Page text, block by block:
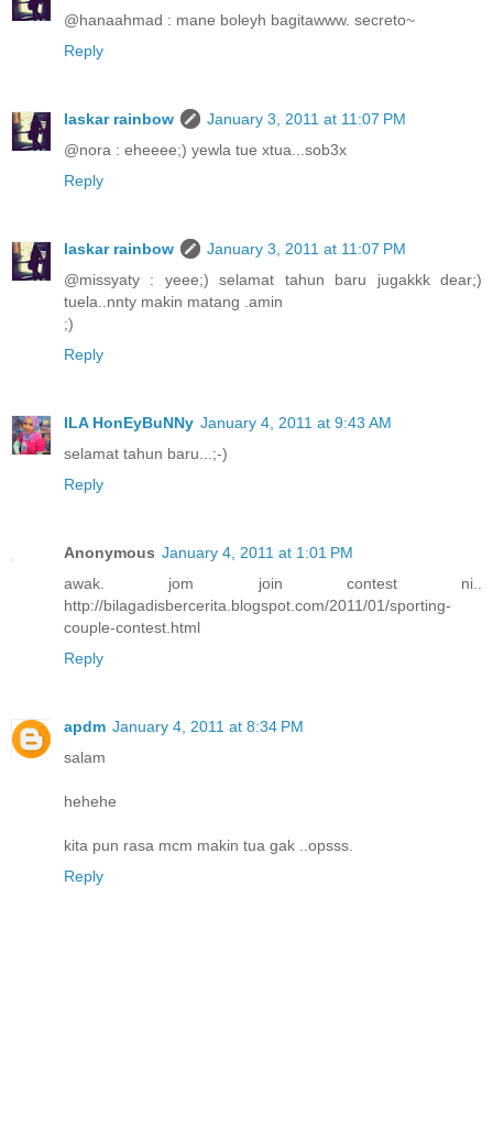
@hanaahmad : mane boleyh bagitawww. secreto~
Reply
laskar rainbow
January 3, 2011 at 11:07 PM
@nora : eheeee;) yewla tue xtua...sob3x
Reply
laskar rainbow
January 3, 2011 at 11:07 PM
@missyaty : yeee;) selamat tahun baru jugakkk dear;)
tuela..nnty makin matang .amin
;)
Reply
ILA HonEyBuNNy January 4, 2011 at 9:43 AM
selamat tahun baru...;-)
Reply
Anonymous January 4, 2011 at 1:01 PM
awak. jom join contest ni..
http://bilagadisbercerita.blogspot.com/2011/01/sporting-
couple-contest.html
Reply
apdm January 4, 2011 at 8:34 PM
salam
hehehe
kita pun rasa mcm makin tua gak ..opsss.
Reply